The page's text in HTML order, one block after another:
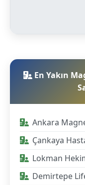
En Yakın
Ankara
Çankaya
Lokman
Demirtepe